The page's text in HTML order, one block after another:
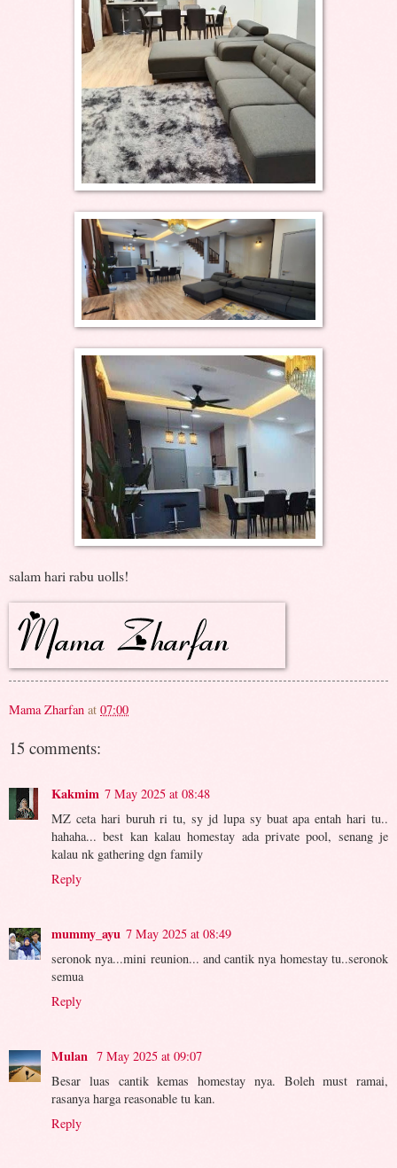
salam hari rabu uolls!
Mama Zharfan at 07:00
15 comments:
Kakmim 7 May 2025 at 08:48
MZ ceta hari buruh ri tu, sy jd lupa sy buat apa entah hari tu..
hahaha... best kan kalau homestay ada private pool, senang je
kalau nk gathering dgn family
Reply
mummy_ayu 7 May 2025 at 08:49
seronok nya...mini reunion... and cantik nya homestay tu..seronok
semua
Reply
Mulan 7 May 2025 at 09:07
Besar luas cantik kemas homestay nya. Boleh must ramai,
rasanya harga reasonable tu kan.
Reply